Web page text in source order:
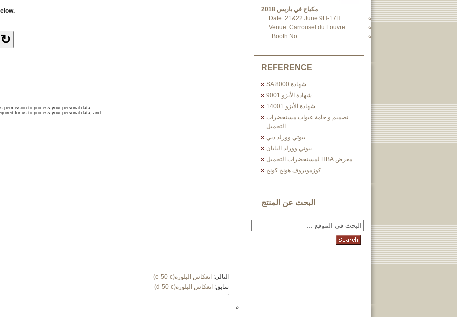
التالي: انعكاس البلورة(e-50-c)
سابق: انعكاس البلورة(d-50-c)
مكياج في باريس 2018
Date: 21&22 June 9H-17H
Venue: Carrousel du Louvre
Booth No.:
REFERENCE
شهادة SA 8000
شهادة الأيزو 9001
شهادة الأيزو 14001
تصميم و خامة عبوات مستحضرات
التجميل
بيوتي وورلد دبي
بيوتي وورلد اليابان
معرض HBA لمستحضرات التجميل
كوزموبروف هونج كونج
البحث عن المنتج